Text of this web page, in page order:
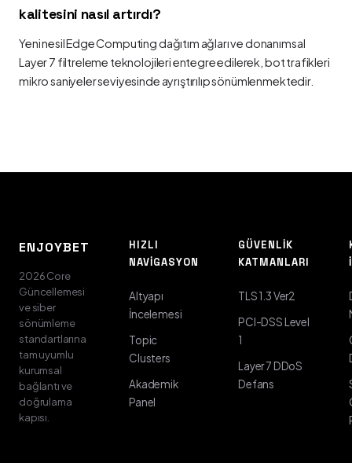
kalitesini nasıl artırdı?
Yeni nesil Edge Computing dağıtım ağları ve donanımsal
Layer 7 filtreleme teknolojileri entegre edilerek, bot trafikleri
mikro saniyeler seviyesinde ayrıştırılıp sönümlenmektedir.
ENJOYBET
2026 Core
Güncellemesi
ve siber
sönümleme
standartlarına
tam uyumlu
kurumsal
bağlantı ve
doğrulama
kapısı.
HIZLI
NAVIGASYON
Altyapı
İncelemesi
Topic
Clusters
Akademik
Panel
GÜVENLIK
KATMANLARI
TLS 1.3 Ver2
PCI-DSS Level
1
Layer 7 DDoS
Defans